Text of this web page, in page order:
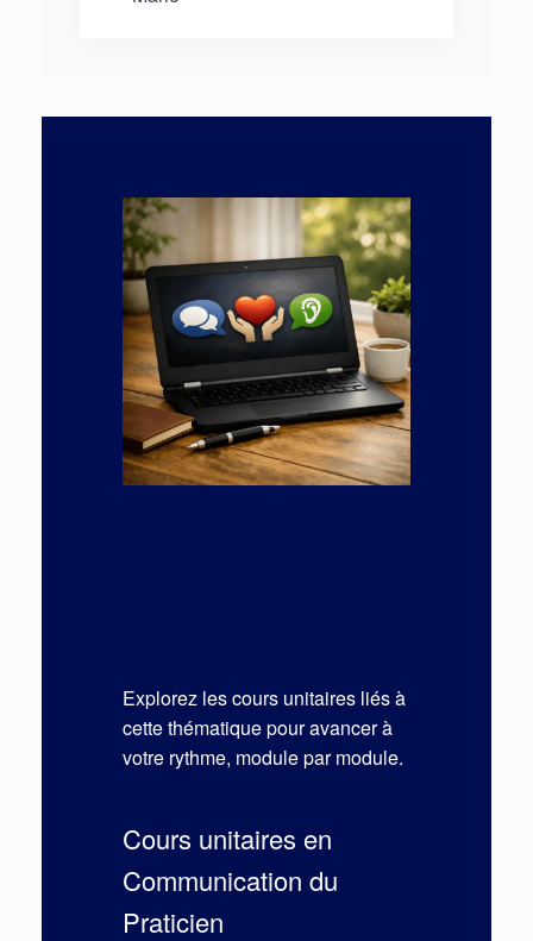
Explorez les cours unitaires liés à
cette thématique pour avancer à
votre rythme, module par module.
Cours unitaires en
Communication du
Praticien